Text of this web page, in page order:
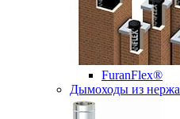
FuranFlex®
Дымоходы из